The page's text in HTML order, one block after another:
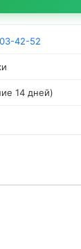
42-52
14 дней)